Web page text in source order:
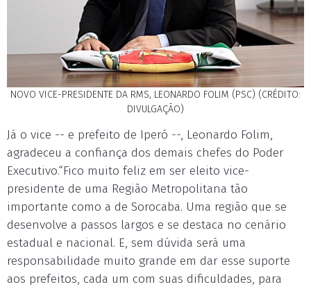
NOVO VICE-PRESIDENTE DA RMS, LEONARDO FOLIM (PSC) (CRÉDITO:
DIVULGAÇÃO)
Já o vice -- e prefeito de Iperó --, Leonardo Folim,
agradeceu a confiança dos demais chefes do Poder
Executivo.“Fico muito feliz em ser eleito vice-
presidente de uma Região Metropolitana tão
importante como a de Sorocaba. Uma região que se
desenvolve a passos largos e se destaca no cenário
estadual e nacional. E, sem dúvida será uma
responsabilidade muito grande em dar esse suporte
aos prefeitos, cada um com suas dificuldades, para